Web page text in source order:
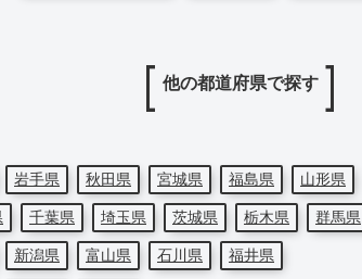
他の都道府県で探す
岩手県 秋田県 宮城県 福島県
山形県
千葉県 埼玉県 茨城県 栃木県
群馬県
新潟県 富山県 石川県
福井県